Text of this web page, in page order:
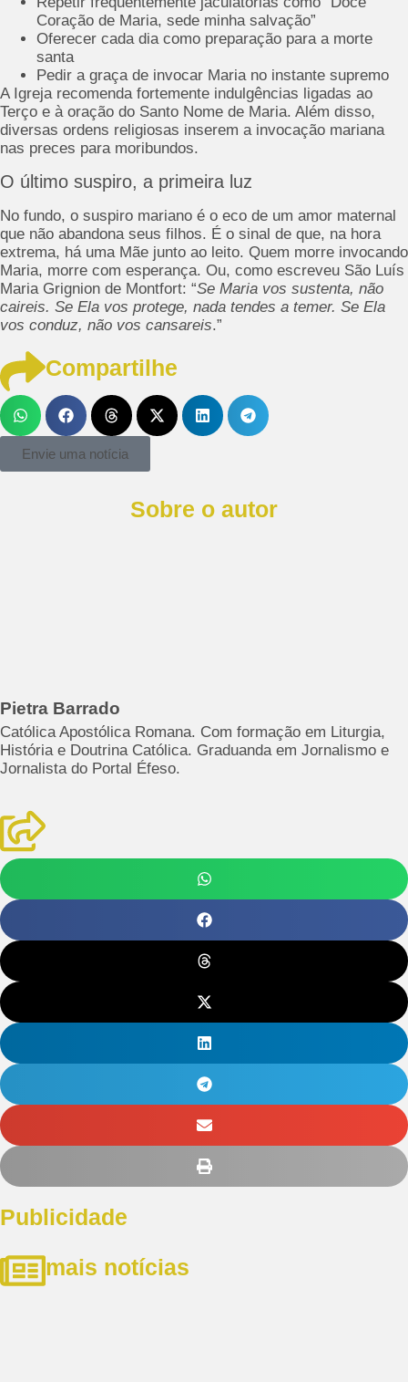
Coração de Maria, sede minha salvação”
Oferecer cada dia como preparação para a morte
santa
Pedir a graça de invocar Maria no instante supremo
A Igreja recomenda fortemente indulgências ligadas ao
Terço e à oração do Santo Nome de Maria. Além disso,
diversas ordens religiosas inserem a invocação mariana
nas preces para moribundos.
O último suspiro, a primeira luz
No fundo, o suspiro mariano é o eco de um amor maternal
que não abandona seus filhos. É o sinal de que, na hora
extrema, há uma Mãe junto ao leito. Quem morre invocando
Maria, morre com esperança. Ou, como escreveu São Luís
Maria Grignion de Montfort: “Se Maria vos sustenta, não
caireis. Se Ela vos protege, nada tendes a temer. Se Ela
vos conduz, não vos cansareis.”
Compartilhe
Envie uma notícia
Sobre o autor
Pietra Barrado
Católica Apostólica Romana. Com formação em Liturgia,
História e Doutrina Católica. Graduanda em Jornalismo e
Jornalista do Portal Éfeso.
Publicidade
mais notícias